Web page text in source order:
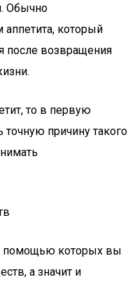
Обычно
который
после возвращения
то в первую
причину такого
помощью которых вы
а значит и